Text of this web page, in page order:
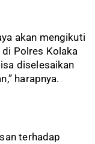
akan mengikuti
Polres Kolaka
diselesaikan
harapnya.
terhadap